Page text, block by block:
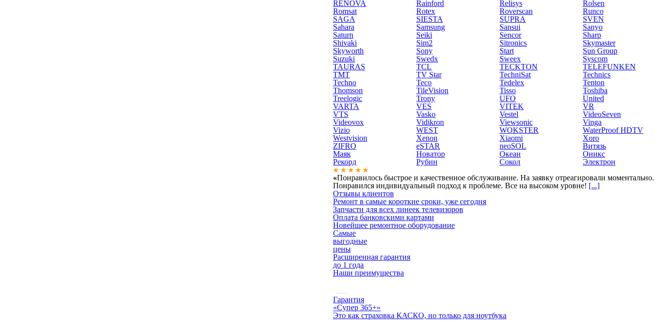
RENOVA
Rainford Relisys
Rolsen
Romsat
Rotex Roverscan
Runco
SAGA
SIESTA SUPRA
SVEN
Sahara
Samsung Sansui
Sanyo
Saturn
Seiki Sencor
Sharp
Shivaki
Sim2 Sitronics
Skymaster
Skyworth
Sony Start
Sun Group
Suzuki
Swedx Sweex
Syscom
TAURAS
TCL TECKTON
TELEFUNKEN
TMT
TV Star TechniSat
Technics
Techno
Teco Tedelex
Tenton
Thomson
TileVision Tisso
Toshiba
Treelogic
Trony UFO
United
VARTA
VES VITEK
VR
VTS
Vasko Vestel
VideoSeven
Videovox
Vidikron Viewsonic
Vinga
Vizio
WEST WOKSTER
WaterProof HDTV
Westvision
Xenon Xiaomi
Xoro
ZIFRO
eSTAR neoSOL
Витязь
Маяк
Новатор Океан
Оникс
Рекорд
Рубин Сокол
Электрон
«Понравилось быстрое и качественное обслуживание. На заявку отреагировали моментально.
Понравился индивидуальный подход к проблеме. Все на высоком уровне! [...]
Отзывы клиентов
Ремонт в самые короткие сроки, уже сегодня
Запчасти для всех линеек телевизоров
Оплата банковскими картами
Новейшее ремонтное оборудование
Самые
выгодные
цены
Расширенная гарантия
до 1 года
Наши преимущества
Гарантия
«Супер 365+»
Это как страховка КАСКО, но только для ноутбука